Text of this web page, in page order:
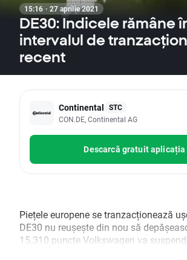
15:16 · 27 aprilie 2021
DE30: Indicele rămâne
intervalul de
recent
Continental STC
CON.DE, Continental AG
Descarcă gratuit aplicația
Piețele europene se tranzacționează
DE30 nu reușește din nou să
15.310 puncte Volkswagen va